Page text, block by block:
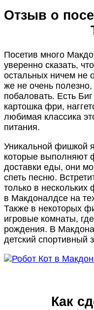
Отзыв о
Посетив много
уверенно сказать,
остальных ничем не
же не очень
побаловать. Есть
картошка фри,
любимая классика
питания.
Уникальной фишкой
которые выполняют
доставки еды, они
спеть песню.
только в
в Макдоналдсе на
Также в некоторых
игровые комнаты,
рождения. В
детский спортивный
Как